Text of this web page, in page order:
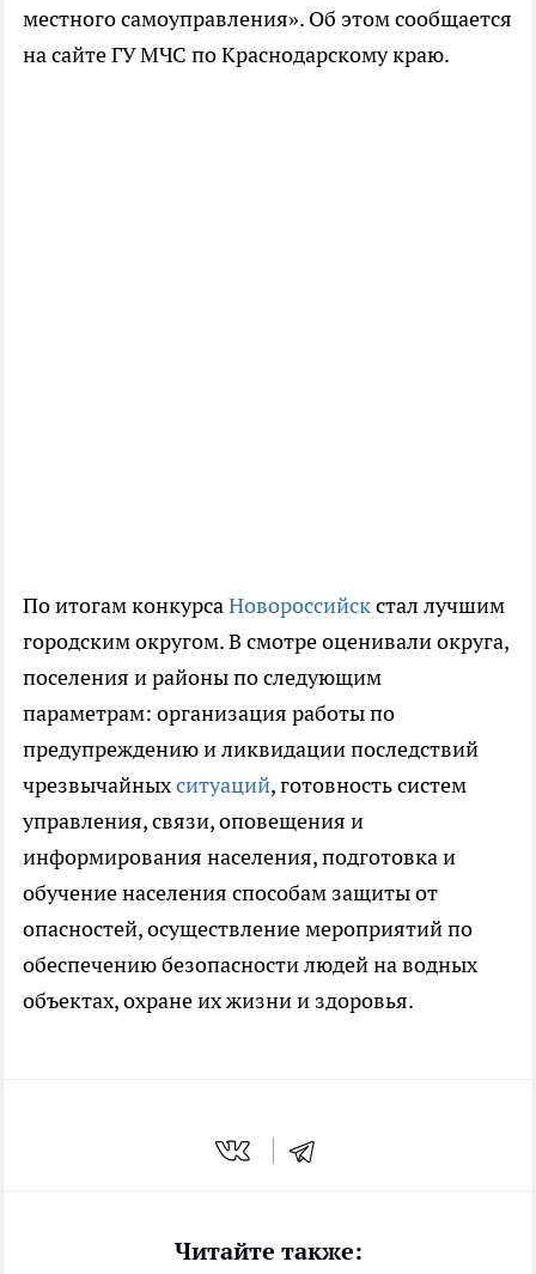
местного самоуправления». Об этом сообщается
на сайте ГУ МЧС по Краснодарскому краю.
По итогам конкурсаНовороссийскстал лучшим
городским округом. В смотре оценивали округа,
поселения и районы по следующим
параметрам: организация работы по
предупреждению и ликвидации последствий
чрезвычайныхситуаций, готовность систем
управления, связи, оповещения и
информирования населения, подготовка и
обучение населения способам защиты от
опасностей, осуществление мероприятий по
обеспечению безопасности людей на водных
объектах, охране их жизни и здоровья.
Читайте также: